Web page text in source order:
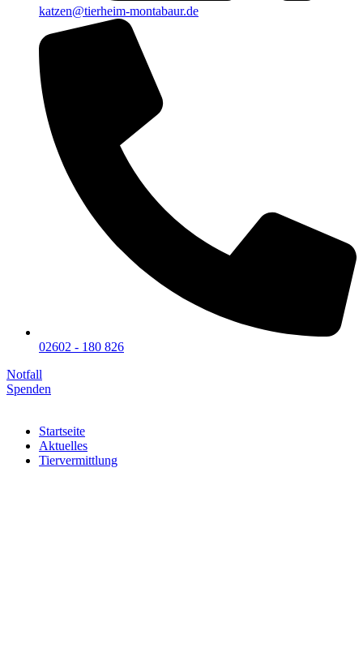
katzen@tierheim-montabaur.de
02602 - 180 826
Notfall
Spenden
Startseite
Aktuelles
Tiervermittlung